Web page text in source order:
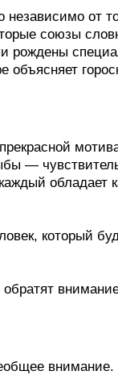
от
союзы
—
обладает
который